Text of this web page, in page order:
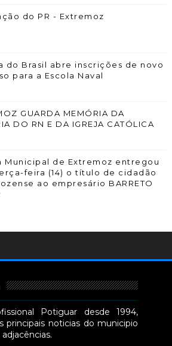
do PR - Extremoz
do Brasil abre inscrições de novo
para a Escola Naval
GUARDA MEMÓRIA DA
DO RN E DA IGREJA CATÓLICA
Municipal de Extremoz entregou
feira (14) o título de cidadão
ao empresário BARRETO
Potiguar desde 1994,
principais noticias do municipio